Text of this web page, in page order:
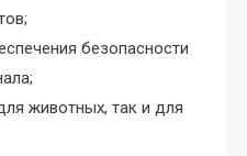
безопасности
животных, так и для